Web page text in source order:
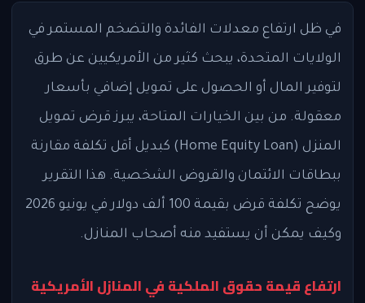
في ظل ارتفاع معدلات الفائدة والتضخم المستمر في
الولايات المتحدة، يبحث كثير من الأمريكيين عن طرق
لتوفير المال أو الحصول على تمويل إضافي بأسعار
معقولة. من بين الخيارات المتاحة، يبرز قرض تمويل
المنزل (Home Equity Loan) كبديل أقل تكلفة مقارنة
ببطاقات الائتمان والقروض الشخصية. هذا التقرير
يوضح تكلفة قرض بقيمة 100 ألف دولار في يونيو 2026
وكيف يمكن أن يستفيد منه أصحاب المنازل.
ارتفاع قيمة حقوق الملكية في المنازل الأمريكية